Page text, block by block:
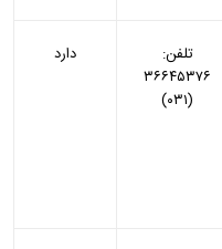
تلفن:
۳۶۶۴۵۳۷۶
(۰۳۱)
دارد